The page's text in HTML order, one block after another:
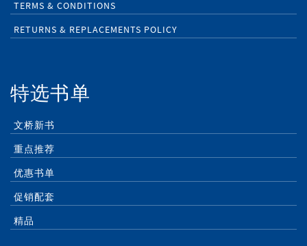
TERMS & CONDITIONS
RETURNS & REPLACEMENTS POLICY
特选书单
文桥新书
重点推荐
优惠书单
促销配套
精品